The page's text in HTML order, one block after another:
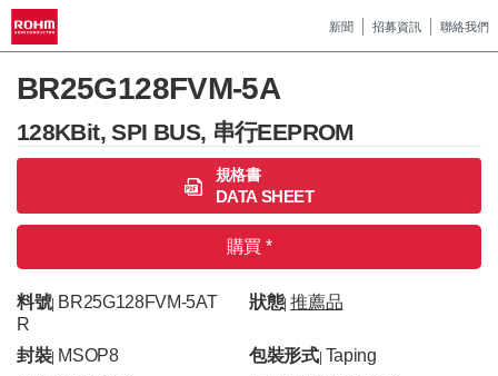
新聞 招募資訊 聯絡我們
BR25G128FVM-5A
128KBit, SPI BUS, 串行EEPROM
規格書
DATA SHEET
購買 *
料號| BR25G128FVM-5AT
R
狀態|推薦品
封裝| MSOP8 包裝形式| Taping